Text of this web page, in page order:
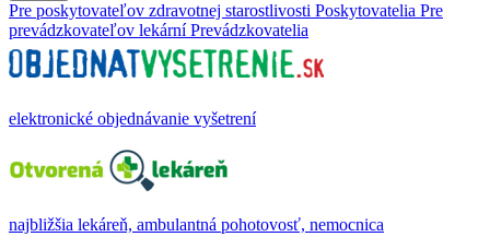
Pre poskytovateľov zdravotnej starostlivosti Poskytovatelia Pre
prevádzkovateľov lekární Prevádzkovatelia
elektronické objednávanie vyšetrení
najbližšia lekáreň, ambulantná pohotovosť, nemocnica